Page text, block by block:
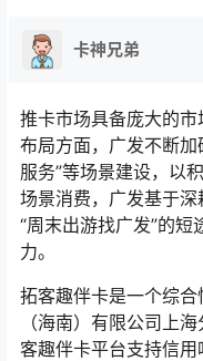
卡神兄弟
推卡市场具备庞大的
布局方面，广发不断
服务”等场景建设，以
场景消费，广发基于
“周末出游找广发”的
力。
拓客趣伴卡是一个综
（海南）有限公司上
客趣伴卡平台支持信